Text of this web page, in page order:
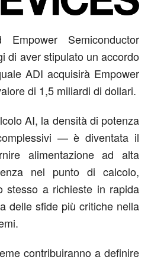
Semiconductor
di aver stipulato un accordo
ADI acquisirà Empower
di 1,5 miliardi di dollari.
AI, la densità di potenza
— è diventata il
alimentazione ad alta
nel punto di calcolo,
stesso a richieste in rapida
delle sfide più critiche nella
contribuiranno a definire